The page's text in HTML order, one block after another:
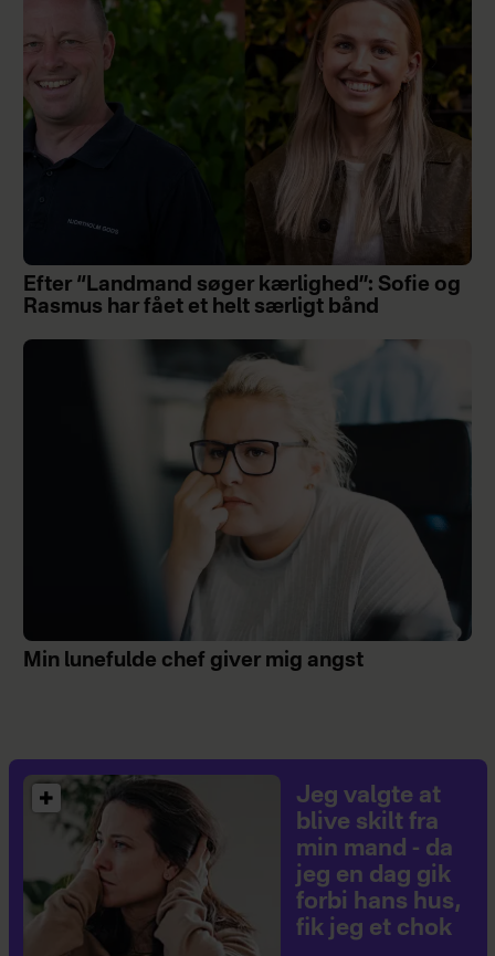
Efter “Landmand søger kærlighed”: Sofie og
Rasmus har fået et helt særligt bånd
Min lunefulde chef giver mig angst
Jeg valgte at
blive skilt fra
min mand - da
jeg en dag gik
forbi hans hus,
fik jeg et chok